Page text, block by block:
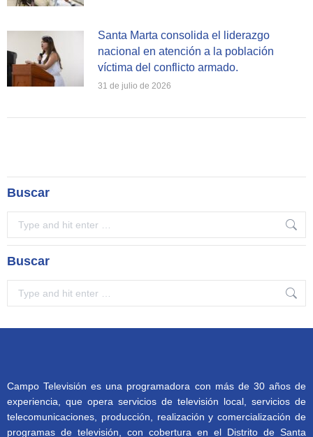
Santa Marta consolida el liderazgo
nacional en atención a la población
víctima del conflicto armado.
31 de julio de 2026
Buscar
Buscar
Campo Televisión es una programadora con más de 30 años de
experiencia, que opera servicios de televisión local, servicios de
telecomunicaciones, producción, realización y comercialización de
programas de televisión, con cobertura en el Distrito de Santa